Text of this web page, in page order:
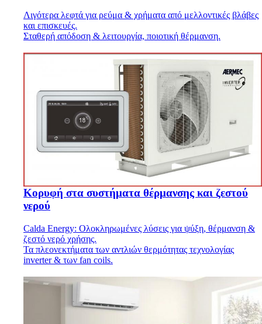
Λιγότερα λεφτά για ρεύμα & χρήματα από μελλοντικές βλάβες
και επισκευές.
Σταθερή απόδοση & λειτουργία, ποιοτική θέρμανση.
Κορυφή στα συστήματα θέρμανσης και ζεστού
νερού
Calda Energy: Ολοκληρωμένες λύσεις για ψύξη, θέρμανση &
ζεστό νερό χρήσης.
Τα πλεονεκτήματα των αντλιών θερμότητας τεχνολογίας
inverter & των fan coils.